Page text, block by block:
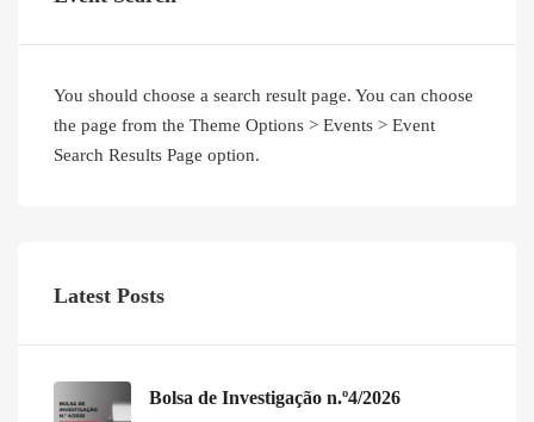
You should choose a search result page. You can choose
the page from the Theme Options > Events > Event
Search Results Page option.
Latest Posts
Bolsa de Investigação n.º4/2026